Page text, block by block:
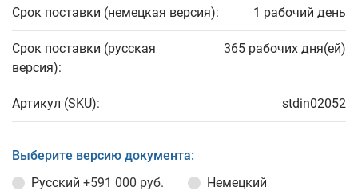
Срок поставки (немецкая версия): 1 рабочий день
Срок поставки (русская
версия):
365 рабочих дня(ей)
Артикул (SKU): stdin02052
Выберите версию документа:
Русский +591 000 руб. Немецкий